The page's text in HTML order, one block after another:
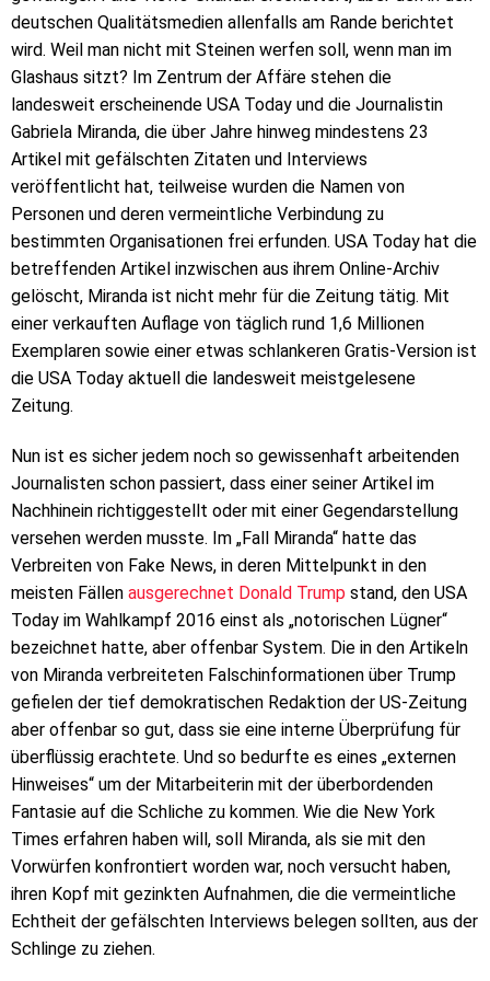
deutschen Qualitätsmedien allenfalls am Rande berichtet
wird. Weil man nicht mit Steinen werfen soll, wenn man im
Glashaus sitzt? Im Zentrum der Affäre stehen die
landesweit erscheinende USA Today und die Journalistin
Gabriela Miranda, die über Jahre hinweg mindestens 23
Artikel mit gefälschten Zitaten und Interviews
veröffentlicht hat, teilweise wurden die Namen von
Personen und deren vermeintliche Verbindung zu
bestimmten Organisationen frei erfunden. USA Today hat die
betreffenden Artikel inzwischen aus ihrem Online-Archiv
gelöscht, Miranda ist nicht mehr für die Zeitung tätig. Mit
einer verkauften Auflage von täglich rund 1,6 Millionen
Exemplaren sowie einer etwas schlankeren Gratis-Version ist
die USA Today aktuell die landesweit meistgelesene
Zeitung.
Nun ist es sicher jedem noch so gewissenhaft arbeitenden
Journalisten schon passiert, dass einer seiner Artikel im
Nachhinein richtiggestellt oder mit einer Gegendarstellung
versehen werden musste. Im „Fall Miranda“ hatte das
Verbreiten von Fake News, in deren Mittelpunkt in den
meisten Fällen ausgerechnet Donald Trump stand, den USA
Today im Wahlkampf 2016 einst als „notorischen Lügner“
bezeichnet hatte, aber offenbar System. Die in den Artikeln
von Miranda verbreiteten Falschinformationen über Trump
gefielen der tief demokratischen Redaktion der US-Zeitung
aber offenbar so gut, dass sie eine interne Überprüfung für
überflüssig erachtete. Und so bedurfte es eines „externen
Hinweises“ um der Mitarbeiterin mit der überbordenden
Fantasie auf die Schliche zu kommen. Wie die New York
Times erfahren haben will, soll Miranda, als sie mit den
Vorwürfen konfrontiert worden war, noch versucht haben,
ihren Kopf mit gezinkten Aufnahmen, die die vermeintliche
Echtheit der gefälschten Interviews belegen sollten, aus der
Schlinge zu ziehen.